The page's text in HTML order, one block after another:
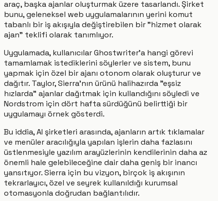
araç, başka ajanlar oluşturmak üzere tasarlandı. Şirket
bunu, geleneksel web uygulamalarının yerini komut
tabanlı bir iş akışıyla değiştirebilen bir "hizmet olarak
ajan" teklifi olarak tanımlıyor.
Uygulamada, kullanıcılar Ghostwriter'a hangi görevi
tamamlamak istediklerini söylerler ve sistem, bunu
yapmak için özel bir ajanı otonom olarak oluşturur ve
dağıtır. Taylor, Sierra'nın ürünü halihazırda "eşsiz
hızlarda" ajanlar dağıtmak için kullandığını söyledi ve
Nordstrom için dört hafta sürdüğünü belirttiği bir
uygulamayı örnek gösterdi.
Bu iddia, AI şirketleri arasında, ajanların artık tıklamalar
ve menüler aracılığıyla yapılan işlerin daha fazlasını
üstlenmesiyle yazılım arayüzlerinin kendilerinin daha az
önemli hale gelebileceğine dair daha geniş bir inancı
yansıtıyor. Sierra için bu vizyon, birçok iş akışının
tekrarlayıcı, özel ve seyrek kullanıldığı kurumsal
otomasyonla doğrudan bağlantılıdır.